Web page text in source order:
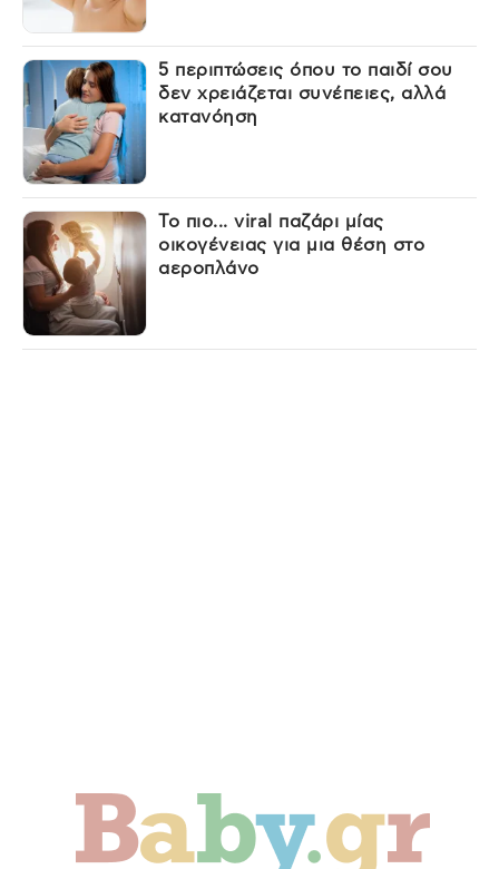
5 περιπτώσεις όπου το παιδί σου
δεν χρειάζεται συνέπειες, αλλά
κατανόηση
Το πιο... viral παζάρι μίας
οικογένειας για μια θέση στο
αεροπλάνο